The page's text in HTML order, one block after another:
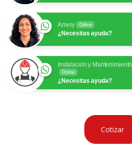
Amery Online
¿Necesitas ayuda?
Instalación y Mantenimiento
Online
¿Necesitas ayuda?
Cotizar